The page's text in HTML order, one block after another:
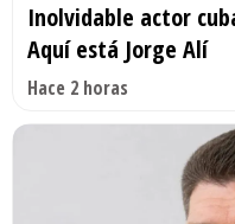
Inolvidable actor
Aquí está Jorge Alí
Hace 2 horas